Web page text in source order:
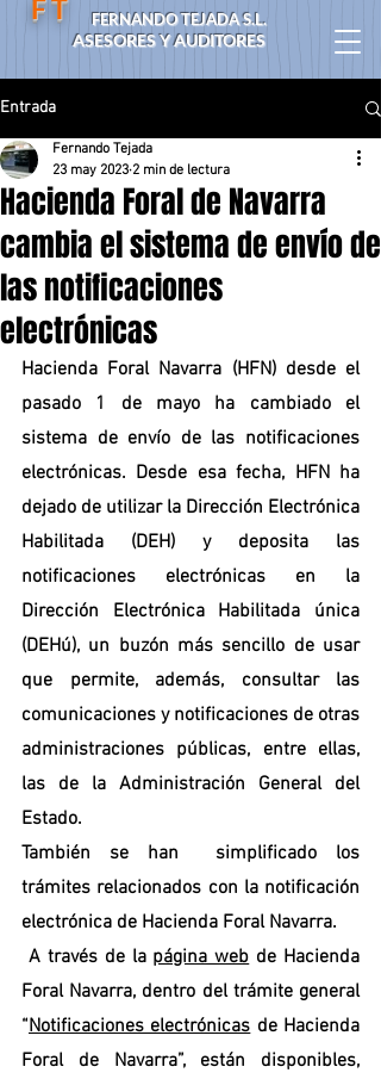
F T FERNANDO TEJADA S.L.
ASESORES Y AUDITORES
Entrada
Hacienda Foral de Navarra
cambia el sistema de envío de
las notificaciones
electrónicas
Fernando Tejada
23 may 2023 2 min de lectura
Hacienda Foral Navarra (HFN) desde el
pasado 1 de mayo ha cambiado el
sistema de envío de las notificaciones
electrónicas. Desde esa fecha, HFN ha
dejado de utilizar la Dirección Electrónica
Habilitada (DEH) y deposita las
notificaciones electrónicas en la
Dirección Electrónica Habilitada única
(DEHú), un buzón más sencillo de usar
que permite, además, consultar las
comunicaciones y notificaciones de otras
administraciones públicas, entre ellas,
las de la Administración General del
Estado.
También se han  simplificado los
trámites relacionados con la notificación
electrónica de Hacienda Foral Navarra.
A través de la página web de Hacienda
Foral Navarra, dentro del trámite general
“Notificaciones electrónicas de Hacienda
Foral de Navarra”, están disponibles,